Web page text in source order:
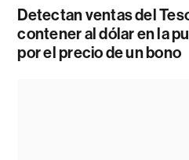
Detectan ventas del
contener al dólar en la
por el precio de un bono